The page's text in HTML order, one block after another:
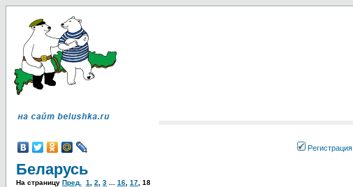
Регистрация
Беларусь
На страницу Пред. 1 2 3 16 17 18